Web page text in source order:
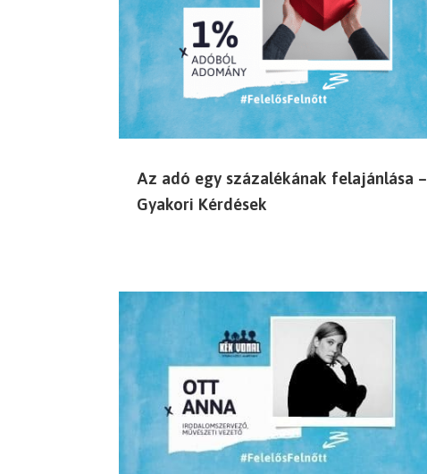
Az adó egy százalékának felajánlása –
Gyakori Kérdések